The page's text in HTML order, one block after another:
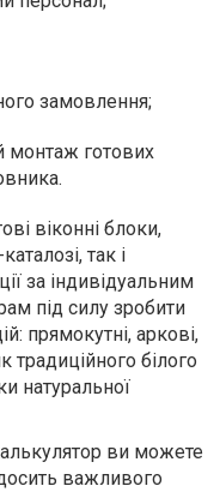
замовлення;
монтаж готових
віконні блоки,
так і
за індивідуальним
під силу зробити
прямокутні, аркові,
традиційного білого
натуральної
ви можете
важливого